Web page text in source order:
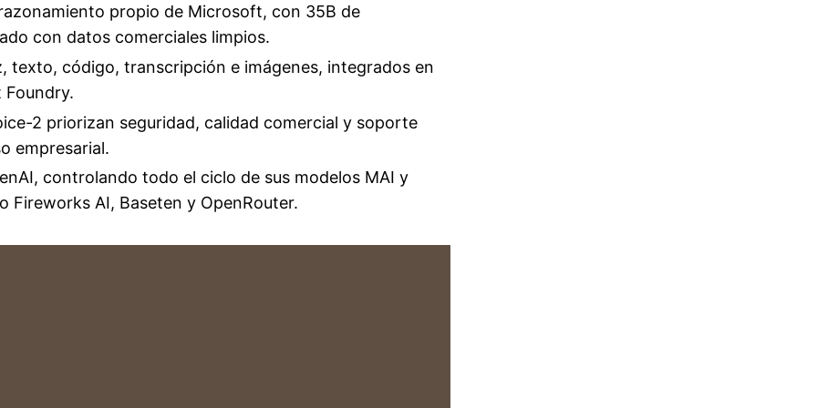
propio de Microsoft, con 35B de
con datos comerciales limpios.
texto, código, transcripción e imágenes, integrados en
2 priorizan seguridad, calidad comercial y soporte
empresarial.
controlando todo el ciclo de sus modelos MAI y
Fireworks AI, Baseten y OpenRouter.